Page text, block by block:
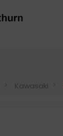
Kawasaki